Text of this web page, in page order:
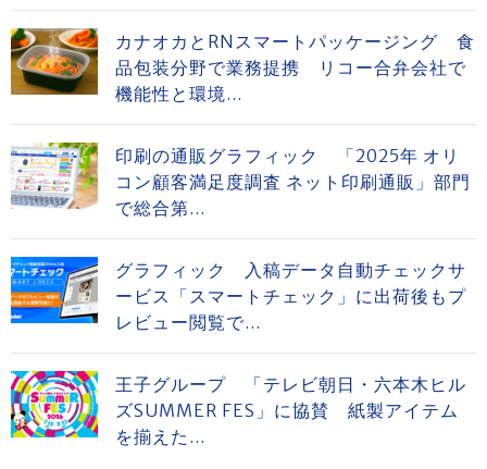
カナオカとRNスマートパッケージング 食
品包装分野で業務提携 リコー合弁会社で
機能性と環境...
印刷の通販グラフィック 「2025年 オリ
コン顧客満足度調査 ネット印刷通販」部門
で総合第...
グラフィック 入稿データ自動チェックサ
ービス「スマートチェック」に出荷後もプ
レビュー閲覧で...
王子グループ 「テレビ朝日・六本木ヒル
ズSUMMER FES」に協賛 紙製アイテム
を揃えた...